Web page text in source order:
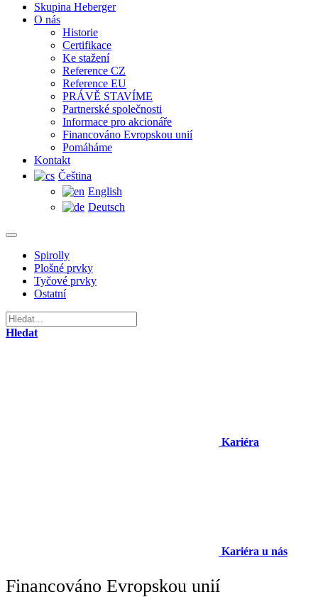
Skupina Heberger
O nás
Historie
Certifikace
Ke stažení
Reference CZ
Reference EU
PRÁVĚ STAVÍME
Partnerské společnosti
Informace pro akcionáře
Financováno Evropskou unií
Pomáháme
Kontakt
Čeština
English
Deutsch
Spirolly
Plošné prvky
Tyčové prvky
Ostatní
Hledat
Kariéra
Kariéra u nás
Financováno Evropskou unií